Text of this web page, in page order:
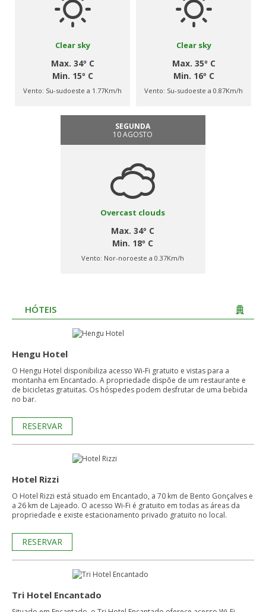
Clear sky
Max. 34º C
Min. 15º C
Vento: Su-sudoeste a 1.77Km/h
Clear sky
Max. 35º C
Min. 16º C
Vento: Su-sudoeste a 0.87Km/h
SEGUNDA
10 AGOSTO
Overcast clouds
Max. 34º C
Min. 18º C
Vento: Nor-noroeste a 0.37Km/h
HÓTEIS
Hengu Hotel
O Hengu Hotel disponibiliza acesso Wi-Fi gratuito e vistas para a
montanha em Encantado. A propriedade dispõe de um restaurante e
de bicicletas gratuitas. Os hóspedes podem desfrutar de uma bebida
no bar.
RESERVAR
Hotel Rizzi
O Hotel Rizzi está situado em Encantado, a 70 km de Bento Gonçalves e
a 26 km de Lajeado. O acesso Wi-Fi é gratuito em todas as áreas da
propriedade e existe estacionamento privado gratuito no local.
RESERVAR
Tri Hotel Encantado